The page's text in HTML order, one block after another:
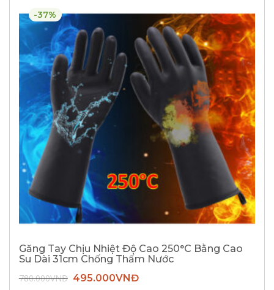
-37%
Găng Tay Chịu Nhiệt Độ Cao 250°C Bằng Cao
Su Dài 31cm Chống Thấm Nước
780.000VNĐ Giá
gốc
495.000VNĐGiá